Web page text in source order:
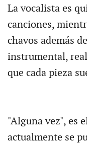
La vocalista es
canciones,
chavos además
instrumental,
que cada pieza
"Alguna vez", es
actualmente se